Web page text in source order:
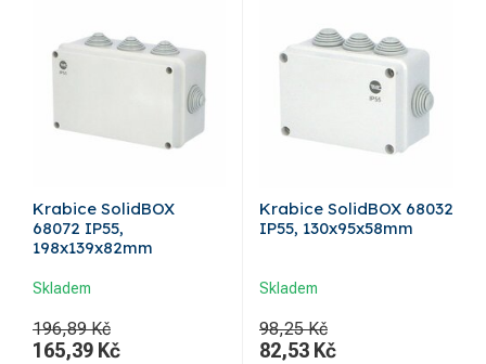
Krabice SolidBOX
68072 IP55,
198x139x82mm
Skladem
196,89 Kč
165,39 Kč
Krabice SolidBOX 68032
IP55, 130x95x58mm
Skladem
98,25 Kč
82,53 Kč